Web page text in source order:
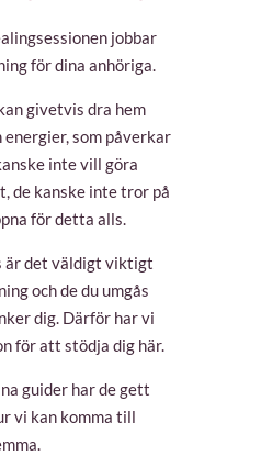
jobbar
för dina anhöriga.
givetvis dra hem
som påverkar
inte vill göra
de kanske inte tror på
för detta alls.
är det väldigt viktigt
och de du umgås
dig. Därför har vi
för att stödja dig här.
guider har de gett
vi kan komma till